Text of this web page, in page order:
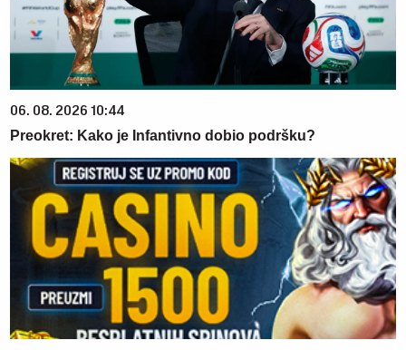
06. 08. 2026 10:44
Preokret: Kako je Infantivno dobio podršku?